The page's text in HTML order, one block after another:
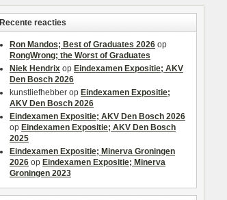
Recente reacties
Ron Mandos; Best of Graduates 2026 op
RongWrong; the Worst of Graduates
Niek Hendrix op Eindexamen Expositie; AKV
Den Bosch 2026
kunstliefhebber op Eindexamen Expositie;
AKV Den Bosch 2026
Eindexamen Expositie; AKV Den Bosch 2026
op Eindexamen Expositie; AKV Den Bosch
2025
Eindexamen Expositie; Minerva Groningen
2026 op Eindexamen Expositie; Minerva
Groningen 2023